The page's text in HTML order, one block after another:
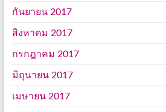
กันยายน 2017
สิงหาคม 2017
กรกฎาคม 2017
มิถุนายน 2017
เมษายน 2017